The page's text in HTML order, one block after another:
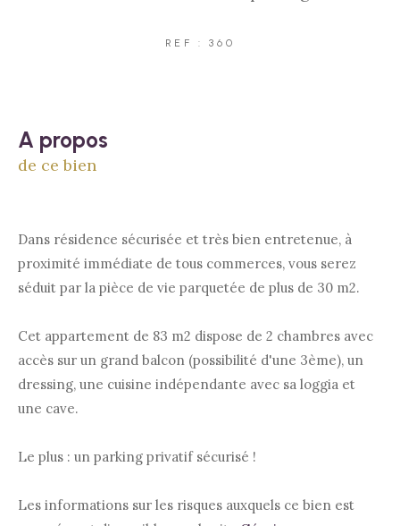
REF : 360
a propos
de ce bien
Dans résidence sécurisée et très bien entretenue, à
proximité immédiate de tous commerces, vous serez
séduit par la pièce de vie parquetée de plus de 30 m2.
Cet appartement de 83 m2 dispose de 2 chambres avec
accès sur un grand balcon (possibilité d'une 3ème), un
dressing, une cuisine indépendante avec sa loggia et
une cave.
Le plus : un parking privatif sécurisé !
Les informations sur les risques auxquels ce bien est